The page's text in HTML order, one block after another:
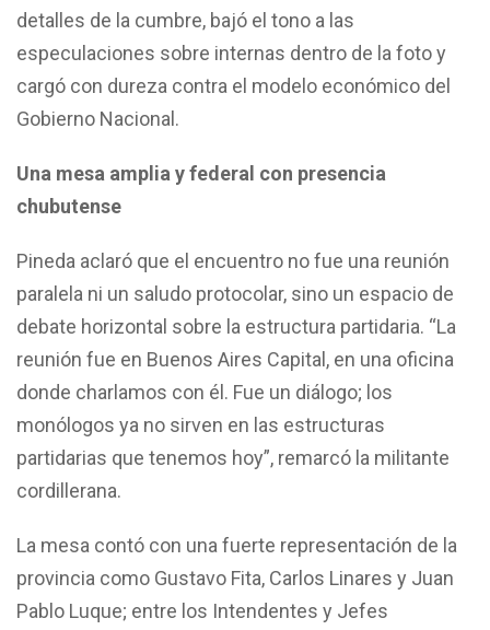
detalles de la cumbre, bajó el tono a las
especulaciones sobre internas dentro de la foto y
cargó con dureza contra el modelo económico del
Gobierno Nacional.
Una mesa amplia y federal con presencia
chubutense
Pineda aclaró que el encuentro no fue una reunión
paralela ni un saludo protocolar, sino un espacio de
debate horizontal sobre la estructura partidaria. “La
reunión fue en Buenos Aires Capital, en una oficina
donde charlamos con él. Fue un diálogo; los
monólogos ya no sirven en las estructuras
partidarias que tenemos hoy”, remarcó la militante
cordillerana.
La mesa contó con una fuerte representación de la
provincia como Gustavo Fita, Carlos Linares y Juan
Pablo Luque; entre los Intendentes y Jefes